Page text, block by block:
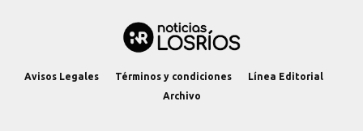
Avisos Legales Términos y condiciones
Línea Editorial
Archivo